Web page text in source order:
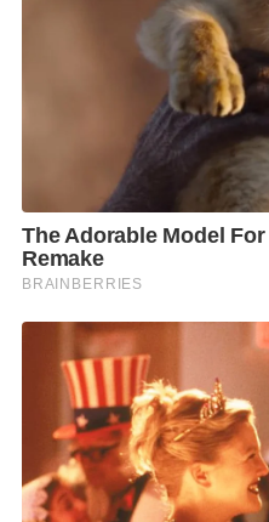
และความหมายที่ของใช้ใ
แต่ละช่วงเวลาของชีวิต การ
Week เป็นส่วนหนึ่งของกล
เข้ากับวัฒนธรรมและไลฟ์ส
ก้าวเข้าสู่ปีที่ 35 ฮาตาริเชื่
แบรนด์ ไม่ใช่แค่การอยู่ได้
หมายกับผู้คนในทุกยุคสมัย”
ร่วมสัมผัสนิทรรศการอิมเมอ
ข้างเราในทุกช่วงเวลาของ
ออกแบบอย่างลึกซึ้ง ตั้งแต่
กุมภาพันธ์ 2569 งาน
The Corner House
ติดตามตารางการแสดงเพิ่ม